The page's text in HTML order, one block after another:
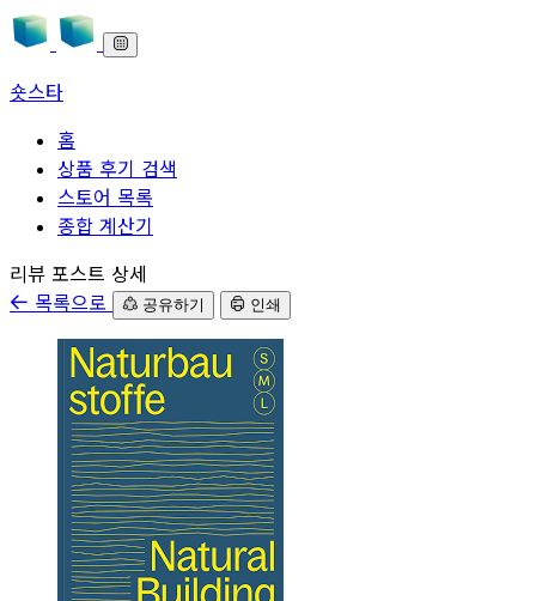
숏스타
홈
상품 후기 검색
스토어 목록
종합 계산기
본문으로 바로가기
리뷰 포스트 상세
목록으로
공유하기 인쇄